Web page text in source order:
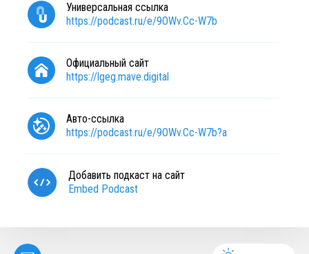
Универсальная ссылка
https://podcast.ru/e/9OWv.Cc-W7b
Официальный сайт
https://lgeg.mave.digital
Авто-ссылка
https://podcast.ru/e/9OWv.Cc-W7b?a
Добавить подкаст на сайт
Embed Podcast